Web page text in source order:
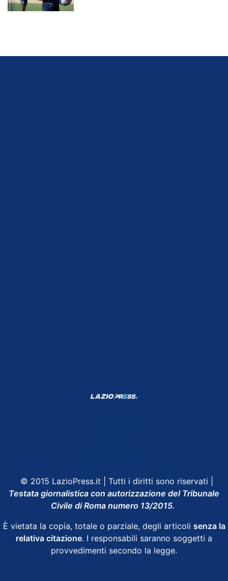
© 2015 LazioPress.it | Tutti i diritti sono riservati |
Testata giornalistica con autorizzazione del Tribunale
Civile di Roma numero 13/2015.
È vietata la copia, totale o parziale, degli articoli senza la
relativa citazione. I responsabili saranno soggetti a
provvedimenti secondo la legge.